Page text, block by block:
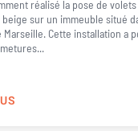
réalisé la pose de
sur un immeuble situé
Cette installation a